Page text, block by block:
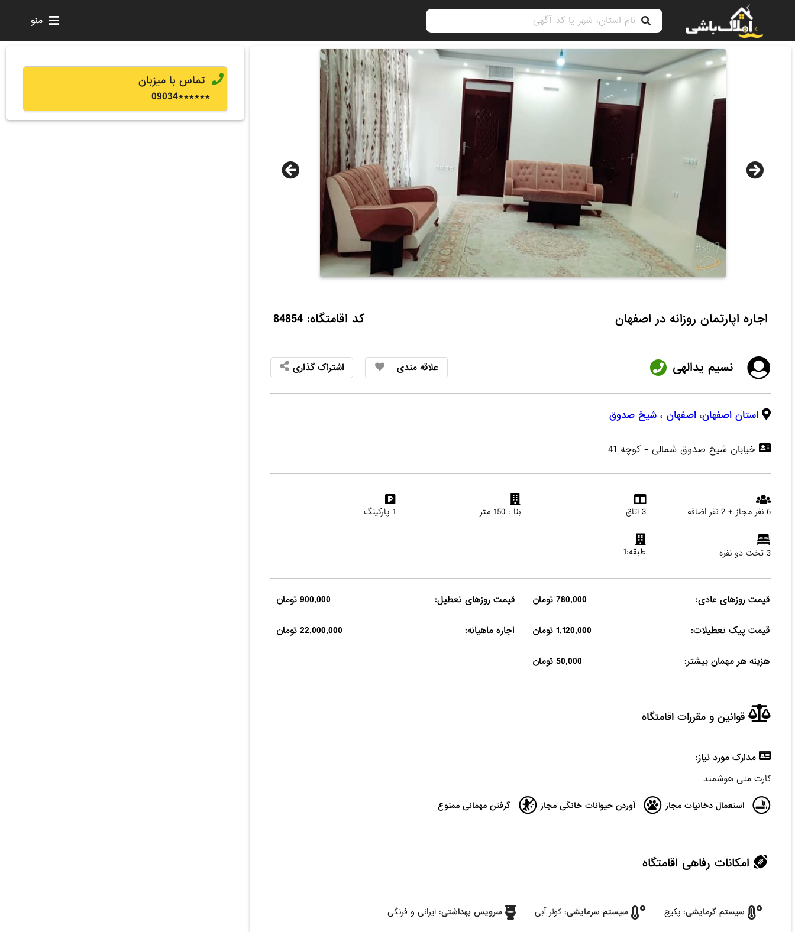
منو
اجاره اپارتمان روزانه در اصفهان کد اقامتگاه: 84854
نسیم یدالهی علاقه مندی اشتراک گذاری
استان اصفهان، اصفهان ، شیخ صدوق
خیابان شیخ صدوق شمالی - کوچه 41
6 نفر مجاز + 2 نفر اضافه 3 اتاق بنا : 150 متر 1 پارکینگ
3 تخت دو نفره طبقه:1
قیمت روزهای عادی: 780,000 تومان قیمت روزهای تعطیل: 900,000 تومان
قیمت پیک تعطیلات: 1,120,000 تومان اجاره ماهیانه: 22,000,000 تومان
هزینه هر مهمان بیشتر: 50,000 تومان
قوانین و مقررات اقامتگاه
مدارک مورد نیاز:
کارت ملی هوشمند
استعمال دخانیات مجاز آوردن حیوانات خانگی مجاز گرفتن مهمانی ممنوع
امکانات رفاهی اقامتگاه
سیستم گرمایشی: پکیج سیستم سرمایشی: کولر آبی سرویس بهداشتی: ایرانی و فرنگی
تماس با میزبان
******
09034